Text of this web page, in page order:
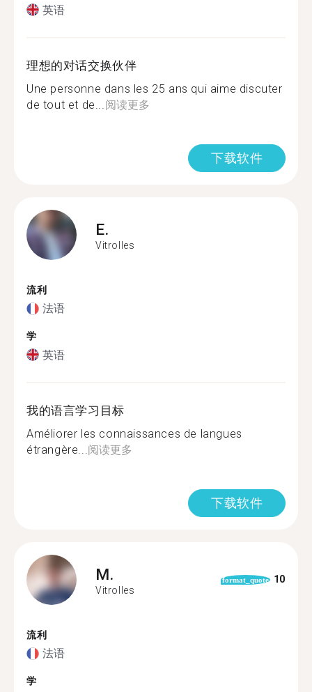
英语
理想的对话交换伙伴
Une personne dans les 25 ans qui aime discuter
de tout et de... 阅读更多
下载软件
E.
Vitrolles
流利
法语
学
英语
我的语言学习目标
Améliorer les connaissances de langues
étrangère... 阅读更多
下载软件
M.
Vitrolles
format_quote 10
流利
法语
学